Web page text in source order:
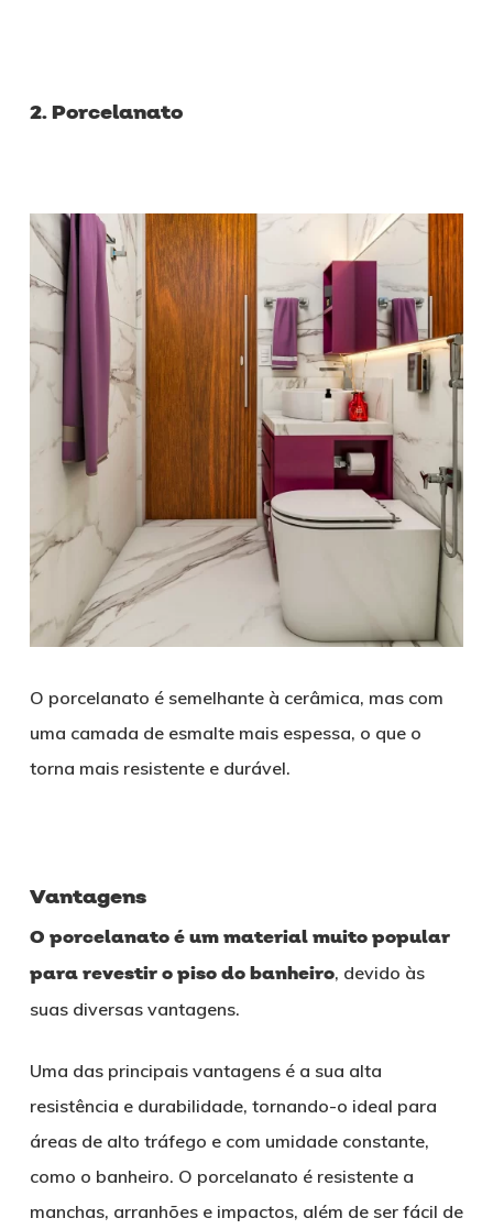
2. Porcelanato
O porcelanato é semelhante à cerâmica, mas com
uma camada de esmalte mais espessa, o que o
torna mais resistente e durável.
Vantagens
O porcelanato é um material muito popular
para revestir o piso do banheiro, devido às
suas diversas vantagens.
Uma das principais vantagens é a sua alta
resistência e durabilidade, tornando-o ideal para
áreas de alto tráfego e com umidade constante,
como o banheiro. O porcelanato é resistente a
manchas, arranhões e impactos, além de ser fácil de